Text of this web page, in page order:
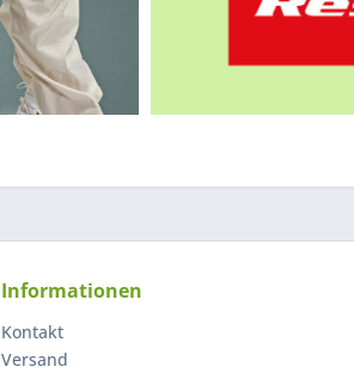
Informationen
Kontakt
Versand